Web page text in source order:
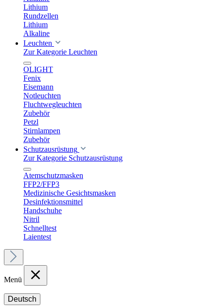
Lithium
Rundzellen
Lithium
Alkaline
Leuchten
Zur Kategorie Leuchten
OLIGHT
Fenix
Eisemann
Notleuchten
Fluchtwegleuchten
Zubehör
Petzl
Stirnlampen
Zubehör
Schutzausrüstung
Zur Kategorie Schutzausrüstung
Atemschutzmasken
FFP2/FFP3
Medizinische Gesichtsmasken
Desinfektionsmittel
Handschuhe
Nitril
Schnelltest
Laientest
Menü
Deutsch